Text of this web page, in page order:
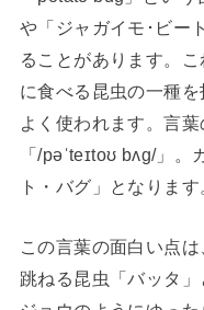
や「ジャガイモ･ビー
ることがあります。
に食べる昆虫の一種
よく使われます。言
「/pəˈteɪtoʊ bʌɡ/」
ト・バグ」となります
この言葉の面白い点
跳ねる昆虫「バッタ